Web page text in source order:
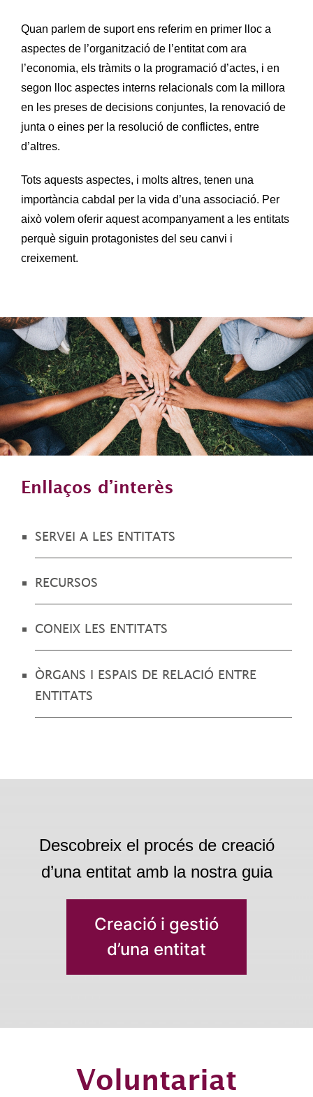
Quan parlem de suport ens referim en primer lloc a
aspectes de l’organització de l’entitat com ara
l’economia, els tràmits o la programació d’actes, i en
segon lloc aspectes interns relacionals com la millora
en les preses de decisions conjuntes, la renovació de
junta o eines per la resolució de conflictes, entre
d’altres.
Tots aquests aspectes, i molts altres, tenen una
importància cabdal per la vida d’una associació. Per
això volem oferir aquest acompanyament a les entitats
perquè siguin protagonistes del seu canvi i
creixement.
Enllaços d’interès
SERVEI A LES ENTITATS
RECURSOS
CONEIX LES ENTITATS
ÒRGANS I ESPAIS DE RELACIÓ ENTRE
ENTITATS
Descobreix el procés de creació
d’una entitat amb la nostra guia
Creació i gestió
d’una entitat
Voluntariat